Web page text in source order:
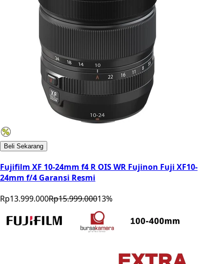
Beli Sekarang
Fujifilm XF 10-24mm f4 R OIS WR Fujinon Fuji XF10-
24mm f/4 Garansi Resmi
Rp13.999.000Rp15.999.00013%